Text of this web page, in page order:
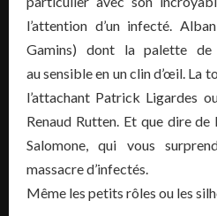
l’attention d’un infecté.
Gamins) dont la palette
au sensible en un clin d’œil. La
l’attachant Patrick Ligardes
Renaud Rutten. Et que dire
Salomone, qui vous
massacre d’infectés.
Même les petits rôles ou les